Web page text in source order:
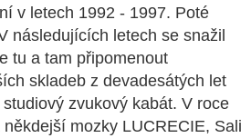
v letech 1992 - 1997. Poté
následujících letech se snažil
tu a tam připomenout
skladeb z devadesátých let
zvukový kabát. V roce
mozky LUCRECIE, Sali